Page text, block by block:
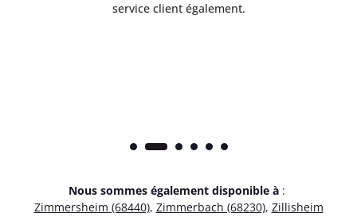
service client également.
Nous sommes également disponible à :
Zimmersheim (68440), Zimmerbach (68230), Zillisheim